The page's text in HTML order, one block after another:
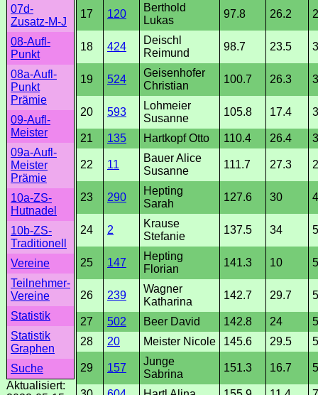
07d-
Zusatz-M-J
08-Aufl-
Punkt
08a-Aufl-
Punkt
Prämie
09-Aufl-
Meister
09a-Aufl-
Meister
Prämie
10a-ZS-
Hutnadel
10b-ZS-
Traditionell
Vereine
Teilnehmer-
Vereine
Statistik
Statistik
Graphen
Suche
Aktualisiert:
17 120
Berthold
Lukas
97.8 26.2
18 424
Deischl
Reimund
98.7 23.5
19 524
Geisenhofer
Christian
100.7 26.3
20 593
Lohmeier
Susanne
105.8 17.4
21 135 Hartkopf Otto 110.4 26.4
22 11
Bauer Alice
Susanne
111.7 27.3
23 290
Hepting
Sarah
127.6 30
24 2
Krause
Stefanie
137.5 34
25 147
Hepting
Florian
141.3 10
26 239
Wagner
Katharina
142.7 29.7
27 502 Beer David 142.8 24
28
20 Meister Nicole 145.6 29.5
29 157
Junge
Sabrina
151.3 16.7